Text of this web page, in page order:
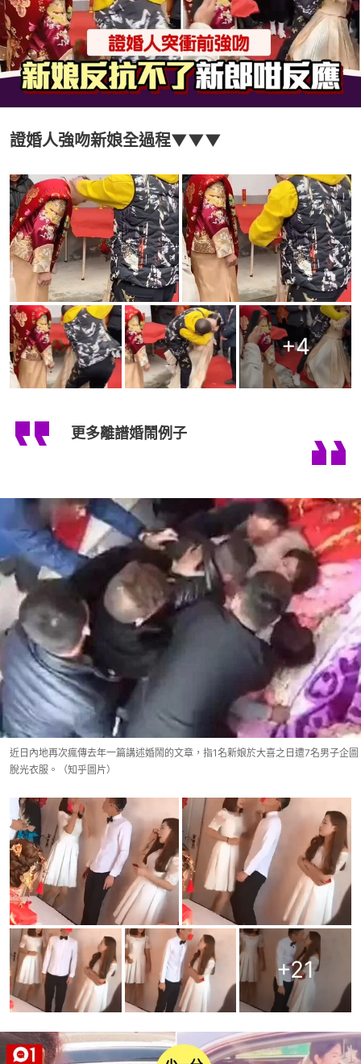
證婚人強吻新娘全過程▼▼▼
+4
更多離譜婚鬧例子
近日內地再次瘋傳去年一篇講述婚鬧的文章，指1名新娘於大喜之日遭7名男子企圖
脫光衣服。（知乎圖片）
+21